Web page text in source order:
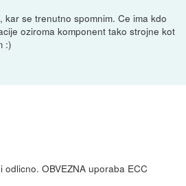
kar se trenutno spomnim. Ce ima kdo
oziroma komponent tako strojne kot
:)
OBVEZNA uporaba ECC